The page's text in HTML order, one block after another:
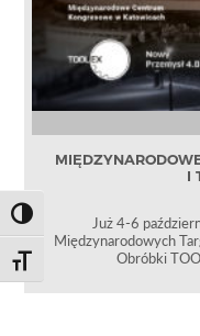
Toggle High Contrast
Toggle Font size
I
Już 4-6
Międzynarodowych
Obróbki